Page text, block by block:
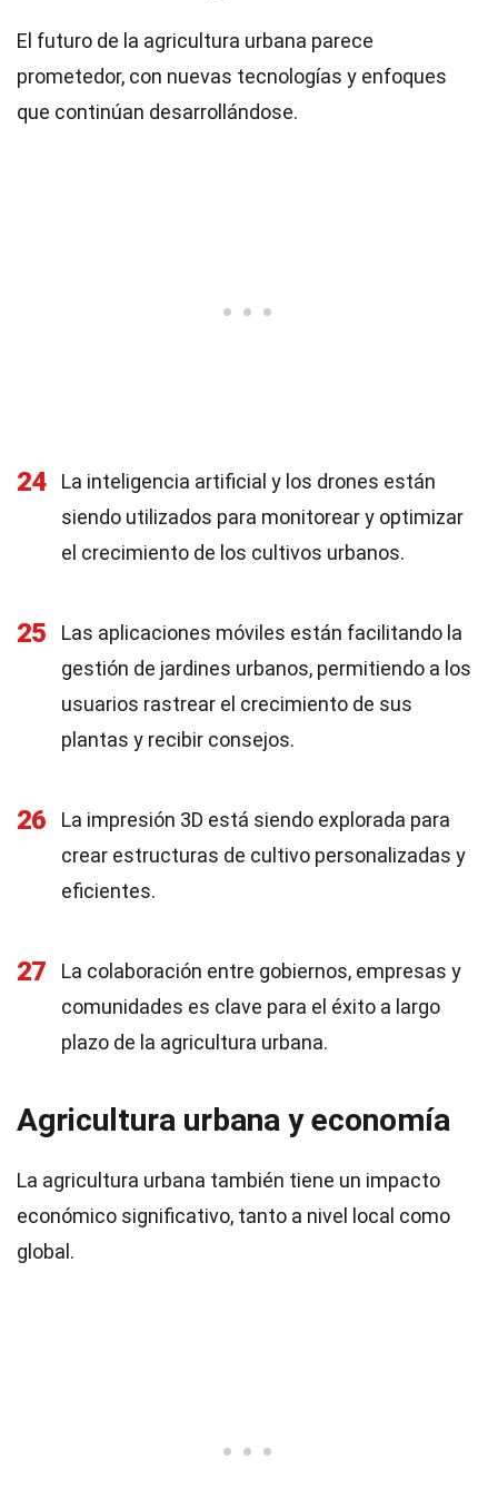
El futuro de la agricultura urbana parece
prometedor, con nuevas tecnologías y enfoques
que continúan desarrollándose.
24
La inteligencia artificial y los drones están
siendo utilizados para monitorear y optimizar
el crecimiento de los cultivos urbanos.
25
Las aplicaciones móviles están facilitando la
gestión de jardines urbanos, permitiendo a los
usuarios rastrear el crecimiento de sus
plantas y recibir consejos.
26
La impresión 3D está siendo explorada para
crear estructuras de cultivo personalizadas y
eficientes.
27
La colaboración entre gobiernos, empresas y
comunidades es clave para el éxito a largo
plazo de la agricultura urbana.
Agricultura urbana y economía
La agricultura urbana también tiene un impacto
económico significativo, tanto a nivel local como
global.